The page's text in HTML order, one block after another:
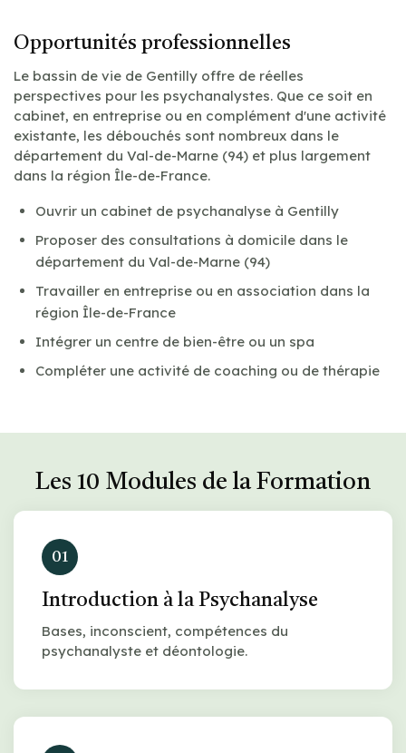
Opportunités professionnelles
Le bassin de vie de Gentilly offre de réelles
perspectives pour les psychanalystes. Que ce soit en
cabinet, en entreprise ou en complément d'une activité
existante, les débouchés sont nombreux dans le
département du Val-de-Marne (94) et plus largement
dans la région Île-de-France.
Ouvrir un cabinet de psychanalyse à Gentilly
Proposer des consultations à domicile dans le
département du Val-de-Marne (94)
Travailler en entreprise ou en association dans la
région Île-de-France
Intégrer un centre de bien-être ou un spa
Compléter une activité de coaching ou de thérapie
Les 10 Modules de la Formation
01
Introduction à la Psychanalyse
Bases, inconscient, compétences du
psychanalyste et déontologie.